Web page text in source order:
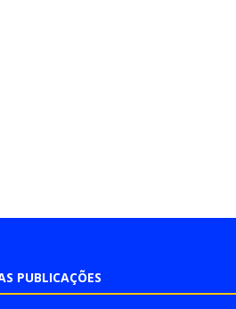
PUBLICAÇÕES